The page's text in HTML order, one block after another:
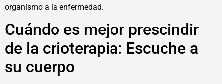
organismo a la enfermedad.
Cuándo es mejor prescindir
de la crioterapia: Escuche a
su cuerpo